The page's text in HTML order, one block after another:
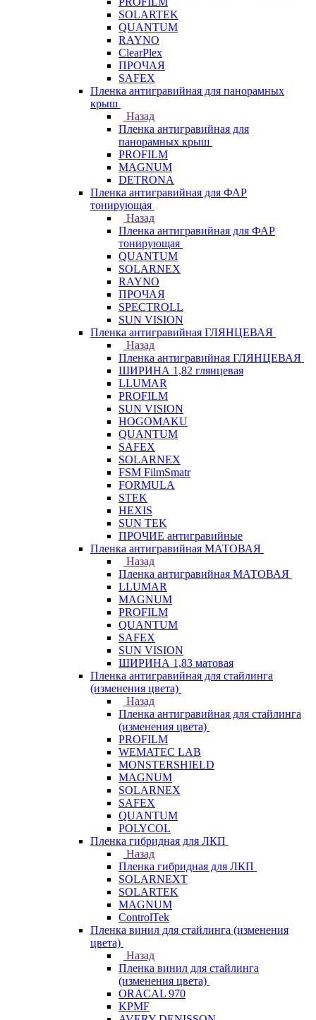
SOLARTEK
QUANTUM
RAYNO
ClearPlex
ПРОЧАЯ
SAFEX
Пленка антигравийная для панорамных
крыш
Назад
Пленка антигравийная для
панорамных крыш
PROFILM
MAGNUM
DETRONA
Пленка антигравийная для ФАР
тонирующая
Назад
Пленка антигравийная для ФАР
тонирующая
QUANTUM
SOLARNEX
RAYNO
ПРОЧАЯ
SPECTROLL
SUN VISION
Пленка антигравийная ГЛЯНЦЕВАЯ
Назад
Пленка антигравийная ГЛЯНЦЕВАЯ
ШИРИНА 1,82 глянцевая
LLUMAR
PROFILM
SUN VISION
HOGOMAKU
QUANTUM
SAFEX
SOLARNEX
FSM FilmSmatr
FORMULA
STEK
HEXIS
SUN TEK
ПРОЧИЕ антигравийные
Пленка антигравийная МАТОВАЯ
Назад
Пленка антигравийная МАТОВАЯ
LLUMAR
MAGNUM
PROFILM
QUANTUM
SAFEX
SUN VISION
ШИРИНА 1,83 матовая
Пленка антигравийная для стайлинга
(изменения цвета)
Назад
Пленка антигравийная для стайлинга
(изменения цвета)
PROFILM
WEMATEC LAB
MONSTERSHIELD
MAGNUM
SOLARNEX
SAFEX
QUANTUM
POLYCOL
Пленка гибридная для ЛКП
Назад
Пленка гибридная для ЛКП
SOLARNEXT
SOLARTEK
MAGNUM
ControlTek
Пленка винил для стайлинга (изменения
цвета)
Назад
Пленка винил для стайлинга
(изменения цвета)
ORACAL 970
KPMF